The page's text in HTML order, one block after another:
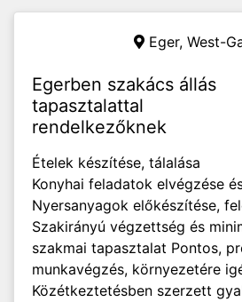
Eger, West-
Egerben szakács állás
tapasztalattal
rendelkezőknek
Ételek készítése, tálalása
Konyhai feladatok elvégzése
Nyersanyagok előkészítése,
Szakirányú végzettség és
szakmai tapasztalat Pontos,
munkavégzés, környezetére
Közétkeztetésben szerzett